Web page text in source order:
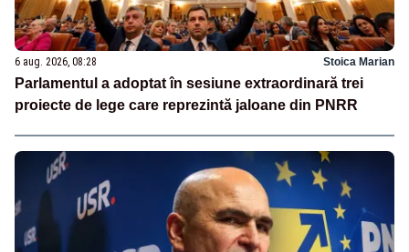
6 aug. 2026, 08:28 Stoica Marian
Parlamentul a adoptat în sesiune extraordinară trei
proiecte de lege care reprezintă jaloane din PNRR